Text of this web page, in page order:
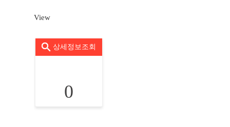
View
상세정보조회
0